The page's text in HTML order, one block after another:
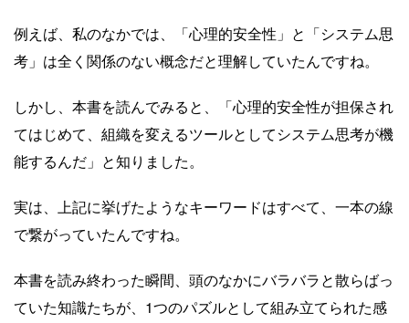
例えば、私のなかでは、「心理的安全性」と「システム思
考」は全く関係のない概念だと理解していたんですね。
しかし、本書を読んでみると、「心理的安全性が担保され
てはじめて、組織を変えるツールとしてシステム思考が機
能するんだ」と知りました。
実は、上記に挙げたようなキーワードはすべて、一本の線
で繋がっていたんですね。
本書を読み終わった瞬間、頭のなかにバラバラと散らばっ
ていた知識たちが、1つのパズルとして組み立てられた感